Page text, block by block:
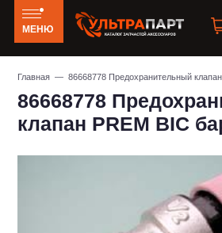
МЕНЮ
Главная — 86668778 Предохранительный
86668778
клапан PREM BIC